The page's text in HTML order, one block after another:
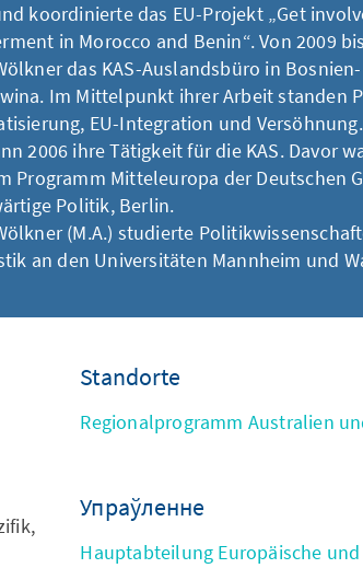
koordinierte das EU-Projekt „Get
in Morocco and Benin“. Von 2009
das KAS-Auslandsbüro in Bosnien-
Im Mittelpunkt ihrer Arbeit standen
EU-Integration und Versöhnung.
2006 ihre Tätigkeit für die KAS. Davor
Programm Mitteleuropa der Deutschen
Politik, Berlin.
(M.A.) studierte
an den Universitäten Mannheim und
Standorte
Regionalprogramm Australien
Упраўленне
Hauptabteilung Europäische und